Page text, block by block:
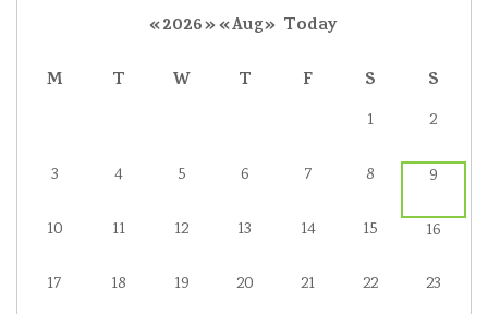
«2026»«Aug» Today
M
T W T F S S
1 2
3 4 5 6 7 8 9
10 11 12 13 14 15 16
17 18 19 20 21 22 23